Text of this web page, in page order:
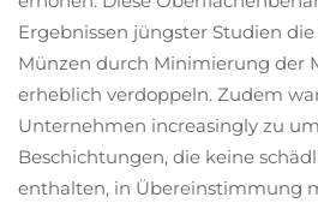
Ergebnissen jüngster Studien
Münzen durch Minimierung der
erheblich verdoppeln. Zudem
Unternehmen increasingly zu
Beschichtungen, die keine
enthalten, in Übereinstimmung